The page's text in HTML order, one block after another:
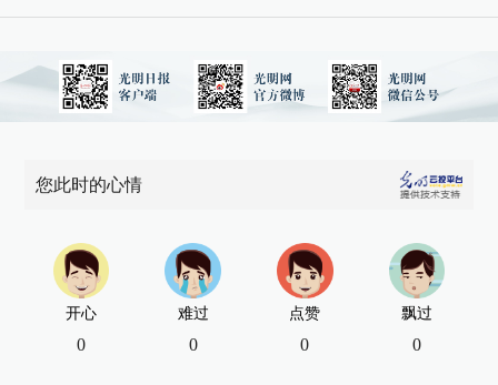
您此时的心情
开心
0
难过
0
点赞
0
飘过
0